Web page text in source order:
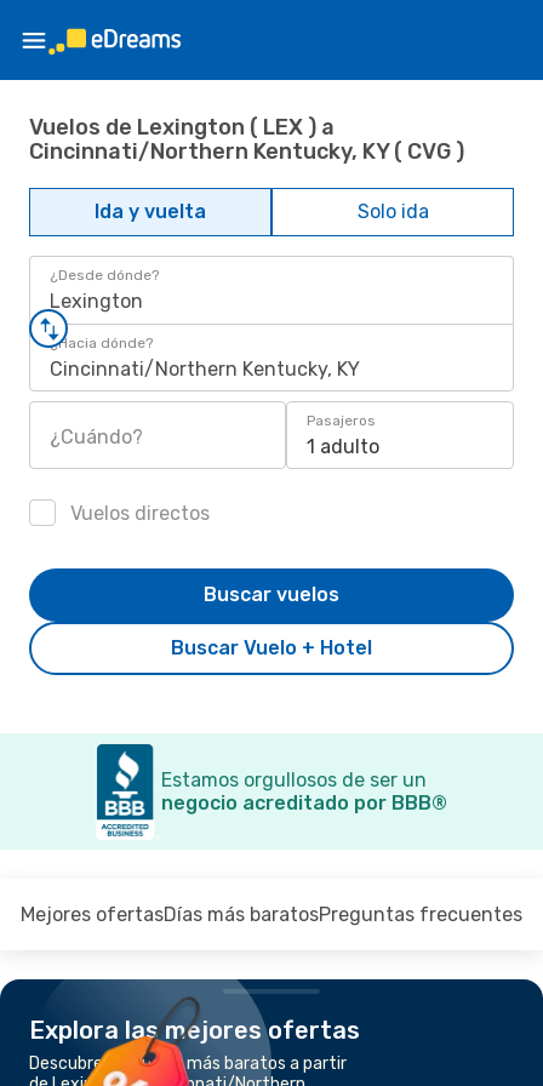
Vuelos de Lexington ( LEX ) a
Cincinnati/Northern Kentucky, KY ( CVG )
Ida y vuelta Solo ida
¿Desde dónde?
Lexington
¿Hacia dónde?
Cincinnati/Northern Kentucky, KY
¿Cuándo?
Pasajeros
1 adulto
Vuelos directos
Buscar Vuelo + Hotel
Buscar vuelos
Estamos orgullosos de ser un
negocio acreditado por BBB®
Mejores ofertasDías más baratosPreguntas frecuentes
Explora las mejores ofertas
Descubre los vuelos más baratos a partir